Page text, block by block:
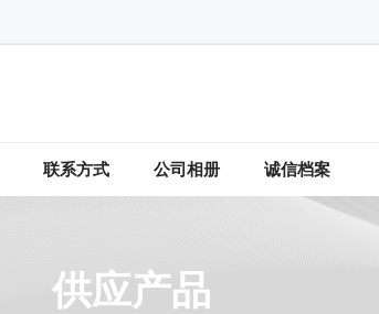
联系方式 公司相册 诚信档案
供应产品